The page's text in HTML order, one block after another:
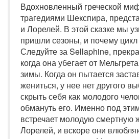
Вдохновленный греческой
трагедиями Шекспира,
и Лорелей. В этой сказке мы
пришли сезоны, и почему
Следуйте за Sellaphine,
когда она убегает от
зимы. Когда он пытается
жениться, у нее нет другого
скрыть себя как молодого
обмануть его. Именно под
встречает молодую
Лорелей, и вскоре они